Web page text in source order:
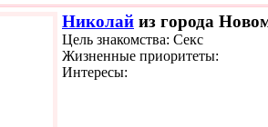
Николай из города
Цель знакомства: Секс
Жизненные приоритеты:
Интересы: